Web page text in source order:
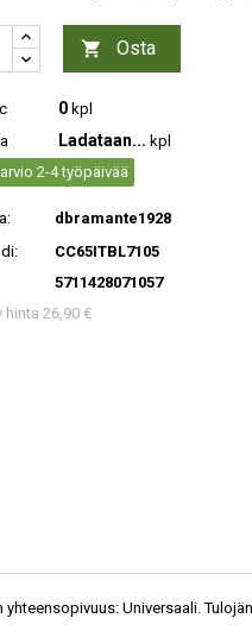
 Osta
0 kpl
Ladataan... kpl
2-4 työpäivää
dbramante1928
CC65ITBL7105
5711428071057
hinta 26,90 €
Universaali.